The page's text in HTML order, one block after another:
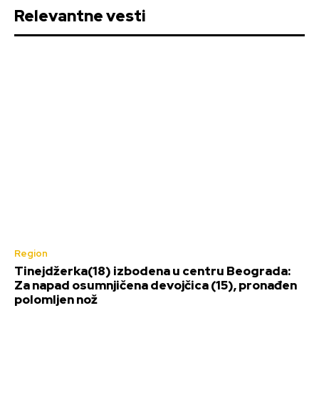
Relevantne vesti
Region
Tinejdžerka(18) izbodena u centru Beograda:
Za napad osumnjičena devojčica (15), pronađen
polomljen nož